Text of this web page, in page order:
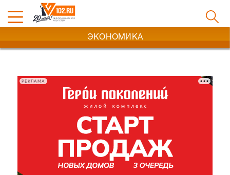
ЭКОНОМИКА
РЕКЛАМА